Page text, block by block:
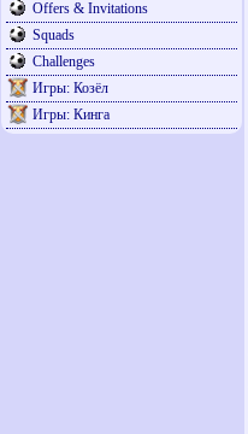
Offers & Invitations
Squads
Challenges
Игры: Козёл
Игры: Кинга